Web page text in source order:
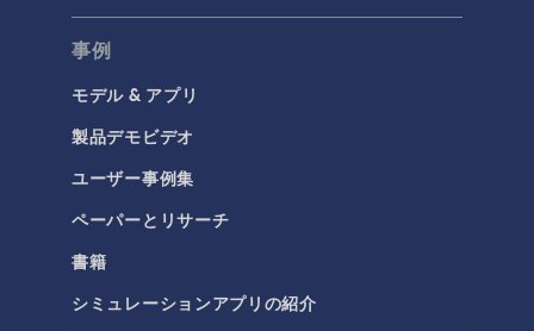
事例
モデル & アプリ
製品デモビデオ
ユーザー事例集
ペーパーとリサーチ
書籍
シミュレーションアプリの紹介